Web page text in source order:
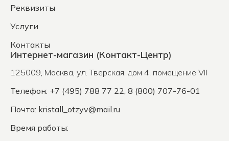
Реквизиты
Услуги
Контакты
Интернет-магазин (Контакт-Центр)
125009, Москва, ул. Тверская, дом 4, помещение VII
Телефон: +7 (495) 788 77 22, 8 (800) 707-76-01
Почта: kristall_otzyv@mail.ru
Время работы: